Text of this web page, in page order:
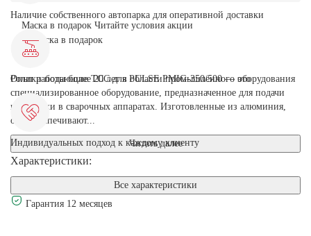
Маска в подарок Читайте условия акции
Ролики подающие TCC для PULSE PMIG-350/500 — это
специализированное оборудование, предназначенное для подачи
проволоки в сварочных аппаратах. Изготовленные из алюминия,
они обеспечивают...
Читать далее
Характеристики:
Все характеристики
Гарантия 12 месяцев
Наличие собственного автопарка для оперативной доставки
Опыт работы более 20 лет в области промышленного оборудования
Индивидуальных подход к каждому клиенту